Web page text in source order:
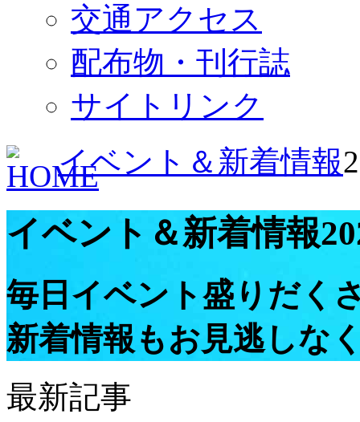
交通アクセス
配布物・刊行誌
サイトリンク
イベント＆新着情報
イベント＆新着情報
毎日イベント盛りだく
新着情報もお見逃しな
最新記事